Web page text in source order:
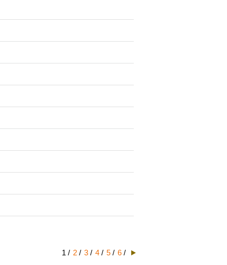
1 / 2 / 3 / 4 / 5 / 6 /